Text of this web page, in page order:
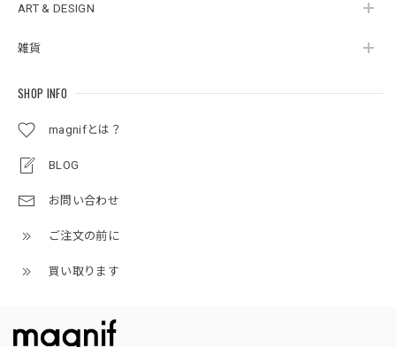
ART & DESIGN
雑貨
SHOP INFO
magnifとは？
BLOG
お問い合わせ
ご注文の前に
買い取ります